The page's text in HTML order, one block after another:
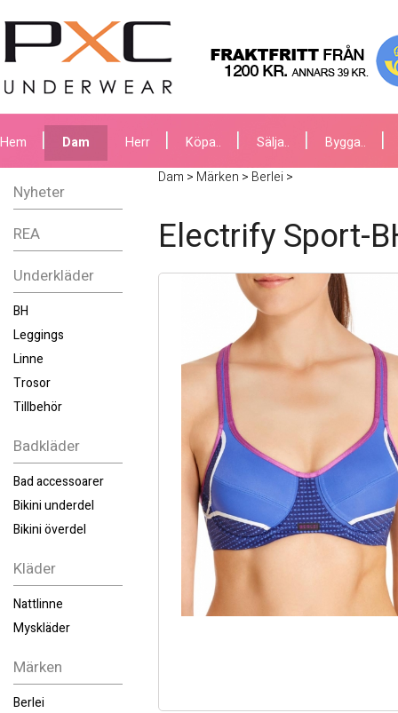
Hem Dam Herr Köpa.. Sälja.. Bygga..
Nyheter
REA
Underkläder
BH
Leggings
Linne
Trosor
Tillbehör
Badkläder
Bad accessoarer
Bikini underdel
Bikini överdel
Kläder
Nattlinne
Myskläder
Märken
Berlei
Dam > Märken > Berlei >
Electrify Sport-